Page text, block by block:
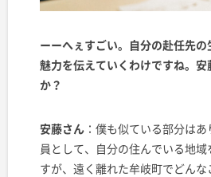
ーーへぇすごい。自分の赴任先
魅力を伝えていくわけですね。
か？
安藤さん ：僕も似ている部分は
員として、自分の住んでいる地
すが、遠く離れた牟岐町でどん